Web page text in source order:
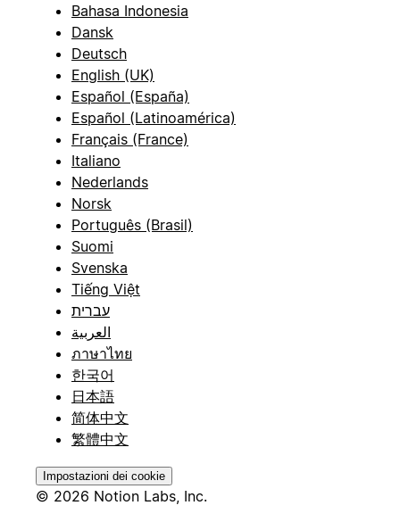
Bahasa Indonesia
Dansk
Deutsch
English (UK)
Español (España)
Español (Latinoamérica)
Français (France)
Italiano
Nederlands
Norsk
Português (Brasil)
Suomi
Svenska
Tiếng Việt
עברית
العربية
ภาษาไทย
한국어
日本語
简体中文
繁體中文
Impostazioni dei cookie
© 2026 Notion Labs, Inc.